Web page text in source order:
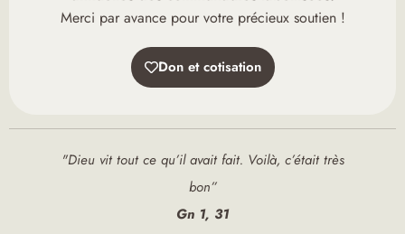
Merci par avance pour votre précieux soutien !
Don et cotisation
"Dieu vit tout ce qu’il avait fait. Voilà, c’était très
bon”
Gn 1, 31